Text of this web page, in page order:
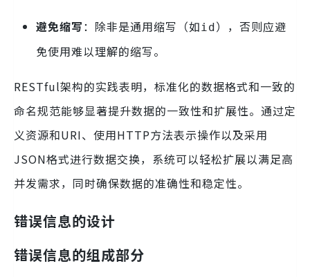
避免缩写：除非是通用缩写（如id ），否则应避
免使用难以理解的缩写。
RESTful架构的实践表明，标准化的数据格式和一致的
命名规范能够显著提升数据的一致性和扩展性。通过定
义资源和URI、使用HTTP方法表示操作以及采用
JSON格式进行数据交换，系统可以轻松扩展以满足高
并发需求，同时确保数据的准确性和稳定性。
错误信息的设计
错误信息的组成部分